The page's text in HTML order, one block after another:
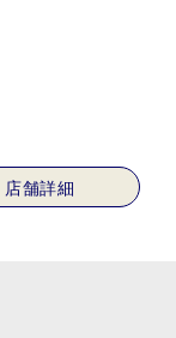
店舗詳細